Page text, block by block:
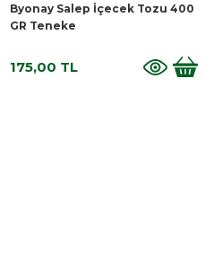
Byonay Salep İçecek Tozu 400
GR Teneke
175,00 TL